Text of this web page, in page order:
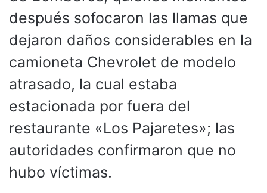
después sofocaron las llamas que
dejaron daños considerables en la
camioneta Chevrolet de modelo
atrasado, la cual estaba
estacionada por fuera del
restaurante «Los Pajaretes»; las
autoridades confirmaron que no
hubo víctimas.